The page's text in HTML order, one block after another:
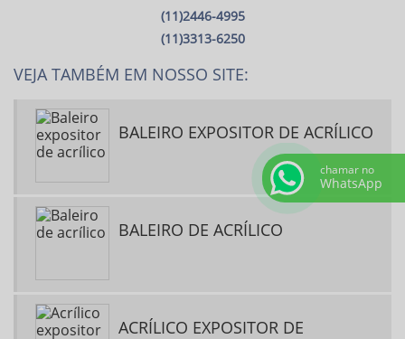
(11)2446-4995
(11)3313-6250
VEJA TAMBÉM EM NOSSO SITE:
BALEIRO EXPOSITOR DE ACRÍLICO
BALEIRO DE ACRÍLICO
ACRÍLICO EXPOSITOR DE
chamar no
WhatsApp